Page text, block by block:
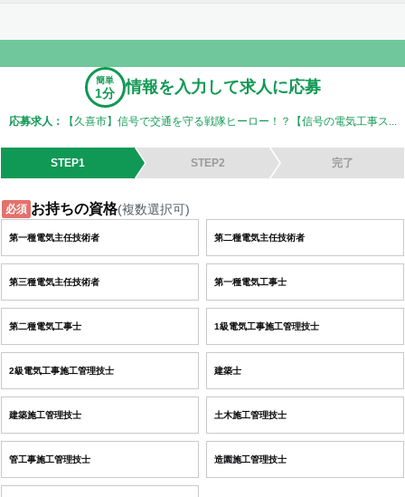
簡単
1分 情報を入力して求人に応募
応募求人： 【久喜市】信号で交通を守る戦隊ヒーロー！？【信号の電気工事ス...
STEP1 STEP2 完了
必須 お持ちの資格(複数選択可)
第一種電気主任技術者 第二種電気主任技術者
第三種電気主任技術者 第一種電気工事士
第二種電気工事士 1級電気工事施工管理技士
2級電気工事施工管理技士 建築士
建築施工管理技士 土木施工管理技士
管工事施工管理技士 造園施工管理技士